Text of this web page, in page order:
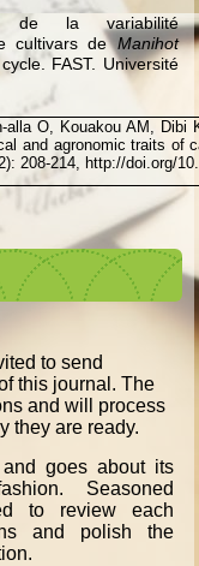
de la variabilité
cultivars deManihot
FAST. Université
alla O, Kouakou AM,
and agronomic traits of
208-214, http://doi.org/
to send
this journal. The
and will process
they are ready.
goes about its
Seasoned
to review each
and polish the